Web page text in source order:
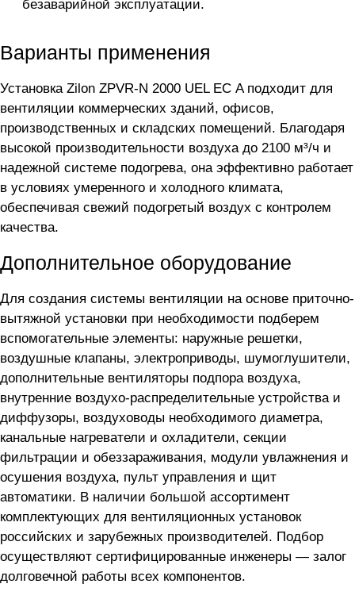
безаварийной эксплуатации.
Варианты применения
Установка Zilon ZPVR-N 2000 UEL ЕС A подходит для
вентиляции коммерческих зданий, офисов,
производственных и складских помещений. Благодаря
высокой производительности воздуха до 2100 м³/ч и
надежной системе подогрева, она эффективно работает
в условиях умеренного и холодного климата,
обеспечивая свежий подогретый воздух с контролем
качества.
Дополнительное оборудование
Для создания системы вентиляции на основе приточно-
вытяжной установки при необходимости подберем
вспомогательные элементы: наружные решетки,
воздушные клапаны, электроприводы, шумоглушители,
дополнительные вентиляторы подпора воздуха,
внутренние воздухо-распределительные устройства и
диффузоры, воздуховоды необходимого диаметра,
канальные нагреватели и охладители, секции
фильтрации и обеззараживания, модули увлажнения и
осушения воздуха, пульт управления и щит
автоматики. В наличии большой ассортимент
комплектующих для вентиляционных установок
российских и зарубежных производителей. Подбор
осуществляют сертифицированные инженеры — залог
долговечной работы всех компонентов.